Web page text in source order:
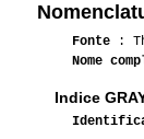
Fonte :
Nome
Indice